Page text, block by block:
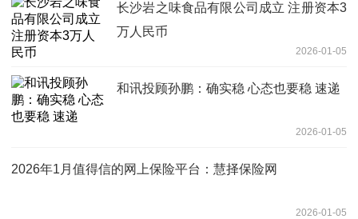
长沙岩之味食品有限公司成立 注册资本3
万人民币
2026-01-05
和讯投顾孙鹏：确实稳 心态也要稳 速递
2026-01-05
2026年1月值得信的网上保险平台：慧择保险网
2026-01-05